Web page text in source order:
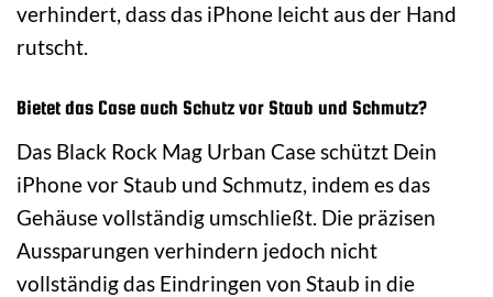
verhindert, dass das iPhone leicht aus der Hand
rutscht.
Bietet das Case auch Schutz vor Staub und Schmutz?
Das Black Rock Mag Urban Case schützt Dein
iPhone vor Staub und Schmutz, indem es das
Gehäuse vollständig umschließt. Die präzisen
Aussparungen verhindern jedoch nicht
vollständig das Eindringen von Staub in die